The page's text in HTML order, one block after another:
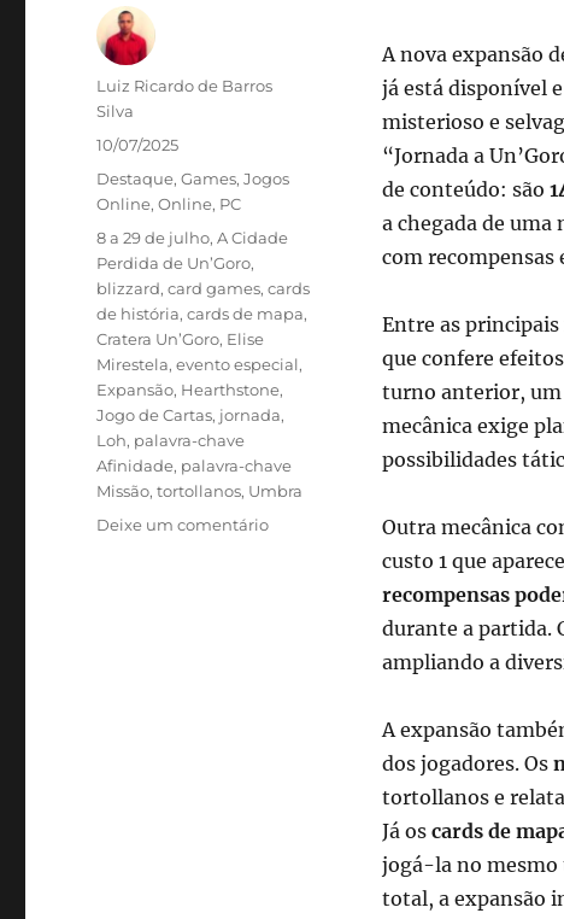
A nova expansão
já está disponível
misterioso e
“Jornada a
de conteúdo: são
a chegada de
com recompensas
Entre as
que confere
turno anterior, um
mecânica exige
possibilidades
Outra mecânica
custo 1 que
recompensas
durante a partida.
ampliando a
A expansão
dos jogadores. Os
tortollanos e
Já os cards de
jogá-la no mesmo
total, a expansão
Autor
Luiz Ricardo de Barros
Silva
Publicado
10/07/2025
Categorias
Destaque,Games,Jogos
Online,Online, PC
Tags
8 a 29 de julho,A Cidade
Perdida de Un’Goro,
blizzard,card games,cards
de história,cards de mapa,
Cratera Un’Goro, Elise
Mirestela,evento especial,
Expansão, Hearthstone,
Jogo de Cartas, jornada,
Loh, palavra-chave
Afinidade, palavra-chave
Missão,tortollanos, Umbra
Deixe um comentárioem